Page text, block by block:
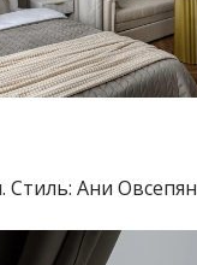
Стиль: Ани Овсепян